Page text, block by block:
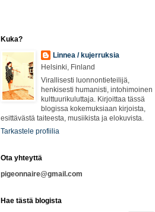
Kuka?
Linnea / kujerruksia
Helsinki, Finland
Virallisesti luonnontieteilijä,
henkisesti humanisti, intohimoinen
kulttuurikuluttaja. Kirjoittaa tässä
blogissa kokemuksiaan kirjoista,
esittävästä taiteesta, musiikista ja elokuvista.
Tarkastele profiilia
Ota yhteyttä
pigeonnaire@gmail.com
Hae tästä blogista